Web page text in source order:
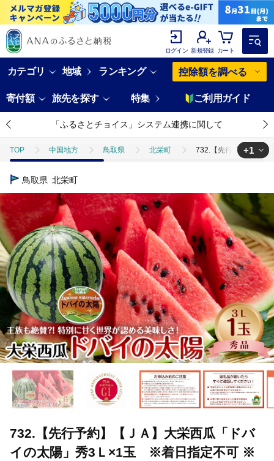
ログイン 新規登録 カート
カテゴリ 地域 ランキング 控除額を調べる
寄付額 旅先を探す 特集 ご利用ガイド
「ふるさとチョイス」システム連携に関して
TOP 中国地方 鳥取県 北栄町 732.【先行予約】【
TOP
+1
鳥取県 北栄町
732.【先行予約】【ＪＡ】大栄西瓜「ドバ
イの太陽」秀3Ｌ×1玉 ※着日指定不可 ※